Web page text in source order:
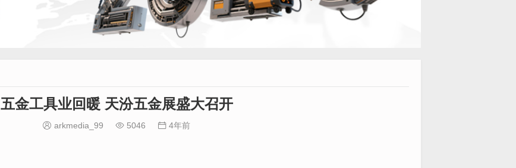
五金工具业回暖 天汾五金展盛大召开
 arkmedia_99  5046  4年前